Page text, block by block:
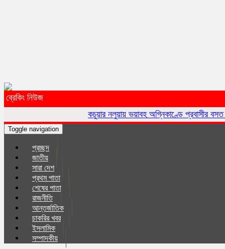
ব্রেকিং নিউজ
কচুয়ার নলুয়ায় ভয়াবহ অগ্নিকাণ্ডে প্রবাসীর বসত ঘর পুড়ে
Toggle navigation
প্রচ্ছদ
জাতীয়
সারা দেশ
প্রথম পাতা
শেষের পাতা
রাজনীতি
আন্তর্জাতিক
চাকরির খবর
ইসলা‌মিক
সম্পাদকীয়